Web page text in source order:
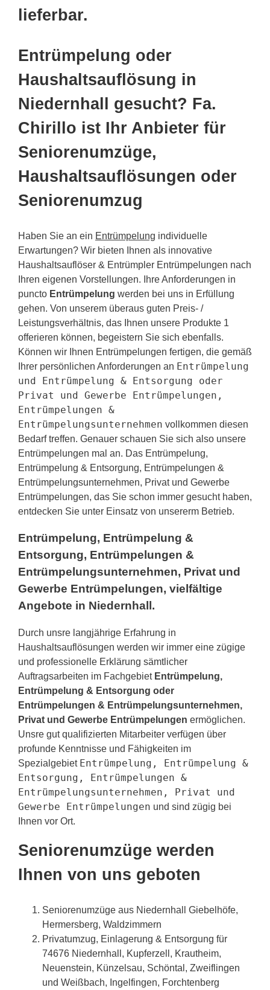
lieferbar.
Entrümpelung oder
Haushaltsauflösung in
Niedernhall gesucht? Fa.
Chirillo ist Ihr Anbieter für
Seniorenumzüge,
Haushaltsauflösungen oder
Seniorenumzug
Haben Sie an ein Entrümpelung individuelle
Erwartungen? Wir bieten Ihnen als innovative
Haushaltsauflöser & Entrümpler Entrümpelungen nach
Ihren eigenen Vorstellungen. Ihre Anforderungen in
puncto Entrümpelung werden bei uns in Erfüllung
gehen. Von unserem überaus guten Preis- /
Leistungsverhältnis, das Ihnen unsere Produkte 1
offerieren können, begeistern Sie sich ebenfalls.
Können wir Ihnen Entrümpelungen fertigen, die gemäß
Ihrer persönlichen Anforderungen an Entrümpelung
und Entrümpelung & Entsorgung oder
Privat und Gewerbe Entrümpelungen,
Entrümpelungen &
Entrümpelungsunternehmen vollkommen diesen
Bedarf treffen. Genauer schauen Sie sich also unsere
Entrümpelungen mal an. Das Entrümpelung,
Entrümpelung & Entsorgung, Entrümpelungen &
Entrümpelungsunternehmen, Privat und Gewerbe
Entrümpelungen, das Sie schon immer gesucht haben,
entdecken Sie unter Einsatz von unsererm Betrieb.
Entrümpelung, Entrümpelung &
Entsorgung, Entrümpelungen &
Entrümpelungsunternehmen, Privat und
Gewerbe Entrümpelungen, vielfältige
Angebote in Niedernhall.
Durch unsre langjährige Erfahrung in
Haushaltsauflösungen werden wir immer eine zügige
und professionelle Erklärung sämtlicher
Auftragsarbeiten im Fachgebiet Entrümpelung,
Entrümpelung & Entsorgung oder
Entrümpelungen & Entrümpelungsunternehmen,
Privat und Gewerbe Entrümpelungen ermöglichen.
Unsre gut qualifizierten Mitarbeiter verfügen über
profunde Kenntnisse und Fähigkeiten im
Spezialgebiet Entrümpelung, Entrümpelung &
Entsorgung, Entrümpelungen &
Entrümpelungsunternehmen, Privat und
Gewerbe Entrümpelungen und sind zügig bei
Ihnen vor Ort.
Seniorenumzüge werden
Ihnen von uns geboten
Seniorenumzüge aus Niedernhall Giebelhöfe,
Hermersberg, Waldzimmern
Privatumzug, Einlagerung & Entsorgung für
74676 Niedernhall, Kupferzell, Krautheim,
Neuenstein, Künzelsau, Schöntal, Zweiflingen
und Weißbach, Ingelfingen, Forchtenberg